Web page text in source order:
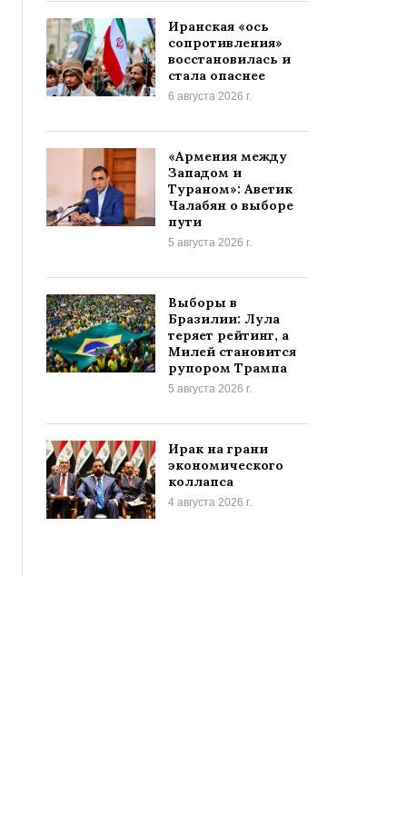
Иранская «ось
сопротивления»
восстановилась и
стала опаснее
6 августа 2026 г.
«Армения между
Западом и
Тураном»: Аветик
Чалабян о выборе
пути
5 августа 2026 г.
Выборы в
Бразилии: Лула
теряет рейтинг, а
Милей становится
рупором Трампа
5 августа 2026 г.
Ирак на грани
экономического
коллапса
4 августа 2026 г.